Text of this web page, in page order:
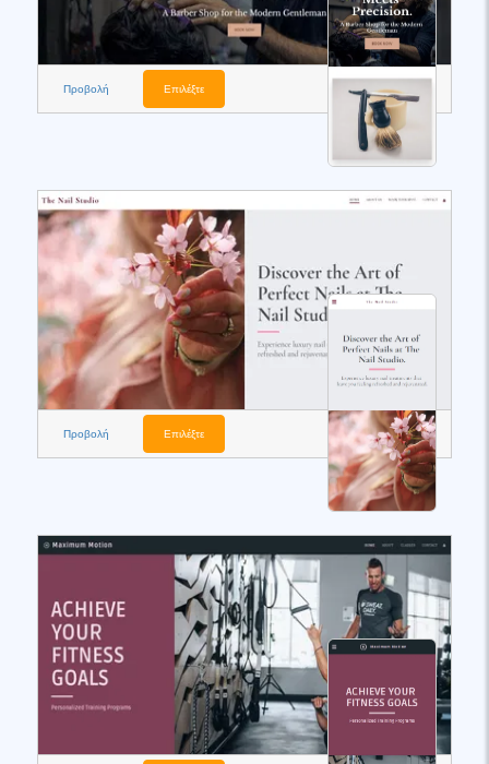
Προβολή Επιλέξτε
Προβολή Επιλέξτε